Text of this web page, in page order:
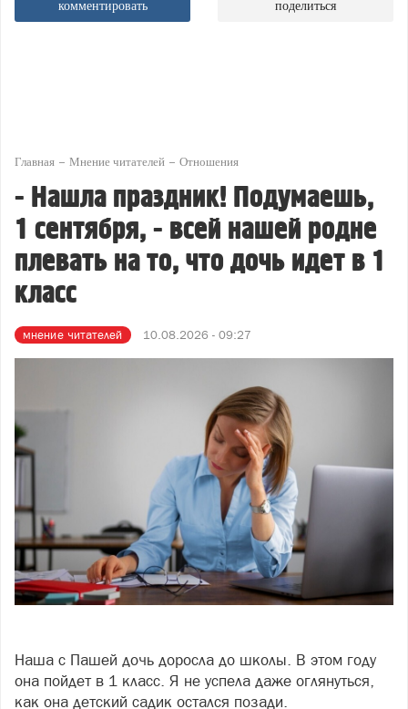
комментировать поделиться
Главная Мнение читателей Отношения
- Нашла праздник! Подумаешь,
1 сентября, - всей нашей родне
плевать на то, что дочь идет в 1
класс
мнение читателей 10.08.2026 - 09:27
Наша с Пашей дочь доросла до школы. В этом году
она пойдет в 1 класс. Я не успела даже оглянуться,
как она детский садик остался позади.